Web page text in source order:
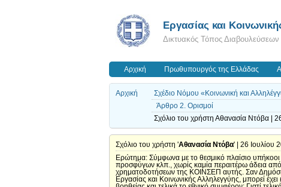
Εργασίας και
Δικτυακός Τόπος Διαβουλεύσεων
Αρχική Πρωθυπουργός της Ελλάδας
Αρχική
Σχέδιο Νόμου «Κοινωνική και
Άρθρο 2. Ορισμοί
Σχόλιο του χρήστη Αθανασία Ντόβα |
Σχόλιο του χρήστη 'Αθανασία Ντόβα' | 26 Ιουλίου
Ερώτημα: Σύμφωνα με το θεσμικό πλαίσιο
προσφύγων κλπ., χωρίς καμία περαιτέρω άδεια
χρηματοδοτήσεων της ΚΟΙΝΣΕΠ αυτής. Σαν
Εργασίας και Κοινωνικής Αλληλεγγύης, μπορεί